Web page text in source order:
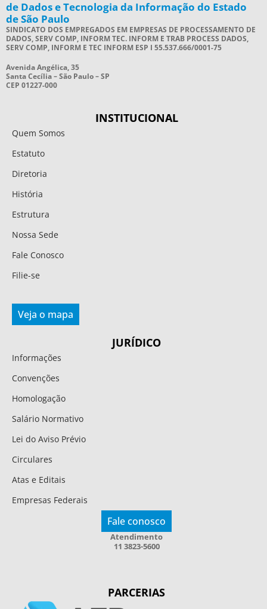
de Dados e Tecnologia da Informação do Estado
de São Paulo
SINDICATO DOS EMPREGADOS EM EMPRESAS DE PROCESSAMENTO DE
DADOS, SERV COMP, INFORM TEC. INFORM E TRAB PROCESS DADOS,
SERV COMP, INFORM E TEC INFORM ESP I 55.537.666/0001-75
Avenida Angélica, 35
Santa Cecília – São Paulo – SP
CEP 01227-000
INSTITUCIONAL
Quem Somos
Estatuto
Diretoria
História
Estrutura
Nossa Sede
Fale Conosco
Filie-se
Veja o mapa
JURÍDICO
Informações
Convenções
Homologação
Salário Normativo
Lei do Aviso Prévio
Circulares
Atas e Editais
Empresas Federais
Fale conosco
Atendimento
11 3823-5600
PARCERIAS